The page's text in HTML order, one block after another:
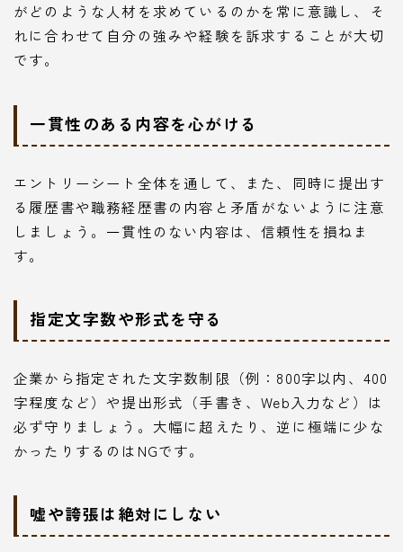
がどのような人材を求めているのかを常に意識し、そ
れに合わせて自分の強みや経験を訴求することが大切
です。
一貫性のある内容を心がける
エントリーシート全体を通して、また、同時に提出す
る履歴書や職務経歴書の内容と矛盾がないように注意
しましょう。一貫性のない内容は、信頼性を損ねま
す。
指定文字数や形式を守る
企業から指定された文字数制限（例：800字以内、400
字程度など）や提出形式（手書き、Web入力など）は
必ず守りましょう。大幅に超えたり、逆に極端に少な
かったりするのはNGです。
嘘や誇張は絶対にしない